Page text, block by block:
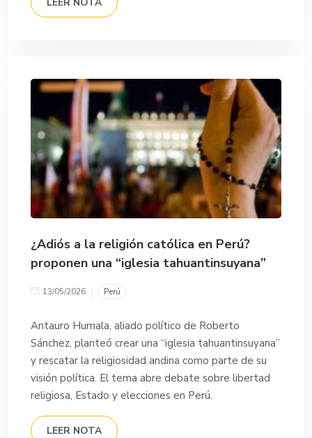
¿Adiós a la religión católica en Perú?
proponen una “iglesia tahuantinsuyana”
13/05/2026 Perú
Antauro Humala, aliado político de Roberto
Sánchez, planteó crear una “iglesia tahuantinsuyana”
y rescatar la religiosidad andina como parte de su
visión política. El tema abre debate sobre libertad
religiosa, Estado y elecciones en Perú.
LEER NOTA